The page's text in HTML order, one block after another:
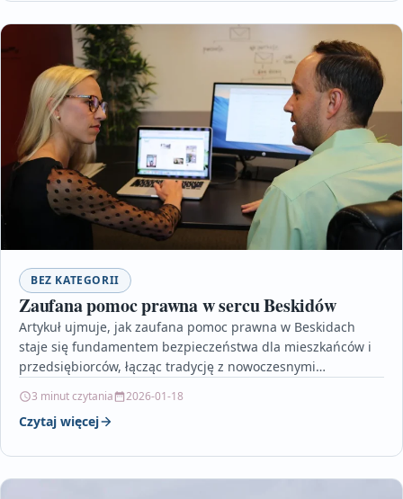
BEZ KATEGORII
Zaufana pomoc prawna w sercu Beskidów
Artykuł ujmuje, jak zaufana pomoc prawna w Beskidach
staje się fundamentem bezpieczeństwa dla mieszkańców i
przedsiębiorców, łącząc tradycję z nowoczesnymi
3 minut czytania 2026-01-18
Czytaj więcej